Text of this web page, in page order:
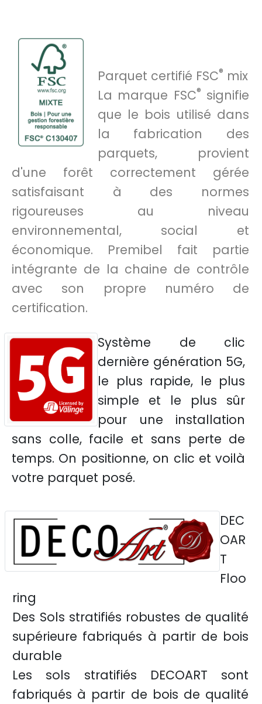
Parquet certifié FSC® mix
La marque FSC® signifie
que le bois utilisé dans
la fabrication des
parquets, provient
d'une forêt correctement gérée
satisfaisant à des normes
rigoureuses au niveau
environnemental, social et
économique. Premibel fait partie
intégrante de la chaine de contrôle
avec son propre numéro de
certification.
Système de clic
dernière génération 5G,
le plus rapide, le plus
simple et le plus sûr
pour une installation
sans colle, facile et sans perte de
temps. On positionne, on clic et voilà
votre parquet posé.
DEC
OAR
T
Floo
ring
Des Sols stratifiés robustes de qualité
supérieure fabriqués à partir de bois
durable
Les sols stratifiés DECOART sont
fabriqués à partir de bois de qualité